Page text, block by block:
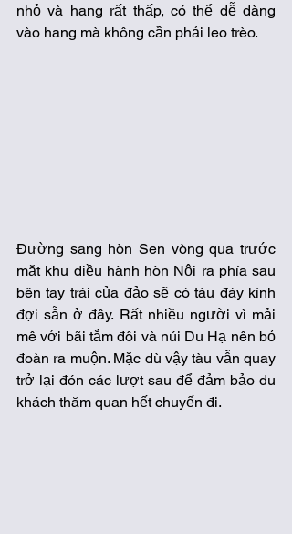
nhỏ và hang rất thấp, có thể dễ dàng
vào hang mà không cần phải leo trèo.
Đường sang hòn Sen vòng qua trước
mặt khu điều hành hòn Nội ra phía sau
bên tay trái của đảo sẽ có tàu đáy kính
đợi sẵn ở đây. Rất nhiều người vì mải
mê với bãi tắm đôi và núi Du Hạ nên bỏ
đoàn ra muộn. Mặc dù vậy tàu vẫn quay
trở lại đón các lượt sau để đảm bảo du
khách thăm quan hết chuyến đi.